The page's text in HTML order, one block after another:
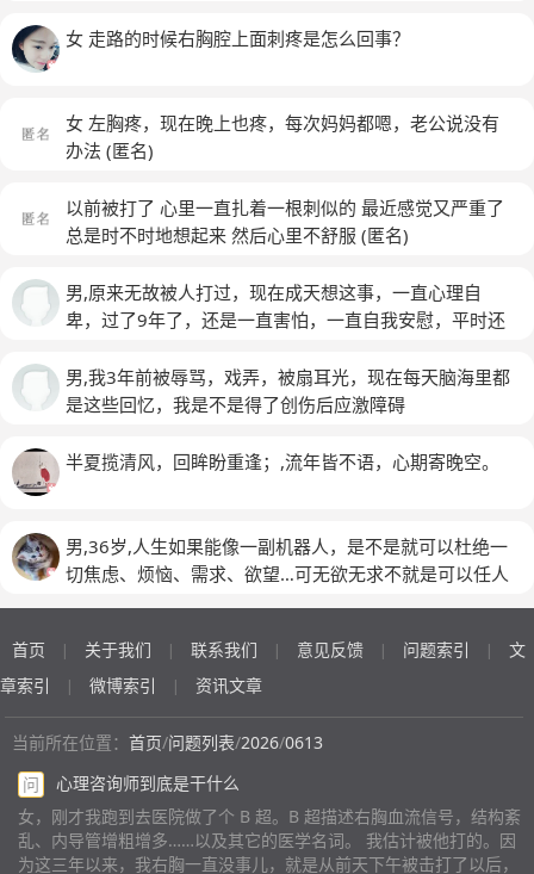
女 走路的时候右胸腔上面刺疼是怎么回事？
女 左胸疼，现在晚上也疼，每次妈妈都嗯，老公说没有
办法 (匿名)
以前被打了 心里一直扎着一根刺似的 最近感觉又严重了
总是时不时地想起来 然后心里不舒服 (匿名)
男,原来无故被人打过，现在成天想这事，一直心理自
卑，过了9年了，还是一直害怕，一直自我安慰，平时还
子一片空白，睡不着，痛苦至极
男,我3年前被辱骂，戏弄，被扇耳光，现在每天脑海里都
是这些回忆，我是不是得了创伤后应激障碍
半夏揽清风，回眸盼重逢；,流年皆不语，心期寄晚空。
男,36岁,人生如果能像一副机器人，是不是就可以杜绝一
切焦虑、烦恼、需求、欲望…可无欲无求不就是可以任人
首页 | 关于我们 | 联系我们 | 意见反馈 | 问题索引 |
文
章索引
| 微博索引 | 资讯文章
当前所在位置： 首页/问题列表/2026/0613
问
心理咨询师到底是干什么
女，刚才我跑到去医院做了个 B 超。B 超描述右胸血流信号，结构紊
乱、内导管增粗增多……以及其它的医学名词。 我估计被他打的。因
为这三年以来，我右胸一直没事儿，就是从前天下午被击打了以后，